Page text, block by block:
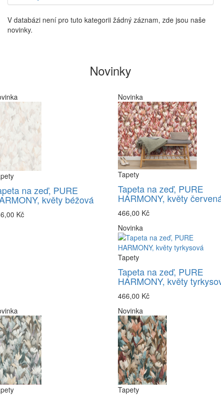
V databázi není pro tuto kategorii žádný záznam, zde jsou naše
novinky.
Novinky
na zeď, PURE
květy béžová
Kč
Novinka
Tapety
Tapeta na zeď, PURE
HARMONY, květy
466,00 Kč
Novinka
Tapety
Tapeta na zeď, PURE
HARMONY, květy
466,00 Kč
Novinka
Tapety